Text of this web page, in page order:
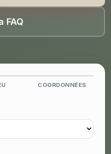
FAQ
COORDONNÉES